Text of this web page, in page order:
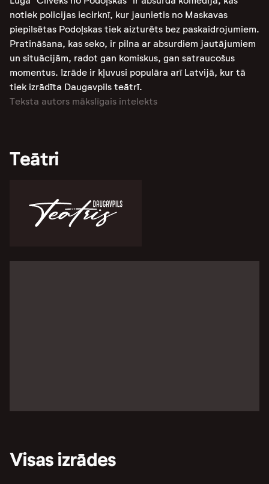
notiek policijas iecirknī, kur jaunietis no Maskavas
piepilsētas Podoļskas tiek aizturēts bez paskaidrojumiem.
Pratināšana, kas seko, ir pilna ar absurdiem jautājumiem
un situācijām, radot gan komiskus, gan satraucošus
momentus. Izrāde ir kļuvusi populāra arī Latvijā, kur tā
tiek izrādīta Daugavpils teātrī.
Teksta autors mākslīgais intelekts
Teātri
Visas izrādes